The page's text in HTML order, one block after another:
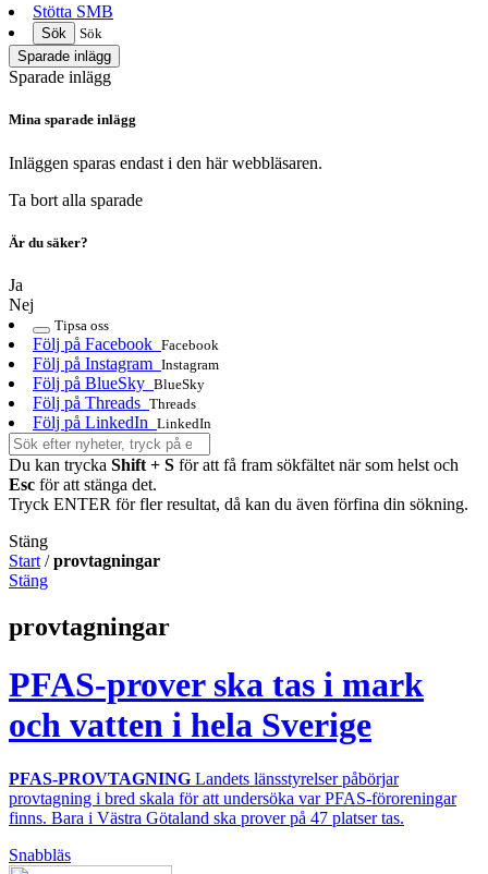
Stötta SMB
Sök
Sök
Sparade inlägg
Sparade inlägg
Mina sparade inlägg
Inläggen sparas endast i den här webbläsaren.
Ta bort alla sparade
Är du säker?
Ja
Nej
Tipsa oss
Följ på Facebook Facebook
Följ på Instagram Instagram
Följ på BlueSky BlueSky
Följ på Threads Threads
Följ på LinkedIn LinkedIn
Du kan trycka Shift + S för att få fram sökfältet när som helst och
Esc för att stänga det.
Tryck ENTER för fler resultat, då kan du även förfina din sökning.
Stäng
Start /provtagningar
Stäng
provtagningar
PFAS-prover ska tas i mark
och vatten i hela Sverige
PFAS-PROVTAGNING Landets länsstyrelser påbörjar
provtagning i bred skala för att undersöka var PFAS-föroreningar
finns. Bara i Västra Götaland ska prover på 47 platser tas.
Snabbläs